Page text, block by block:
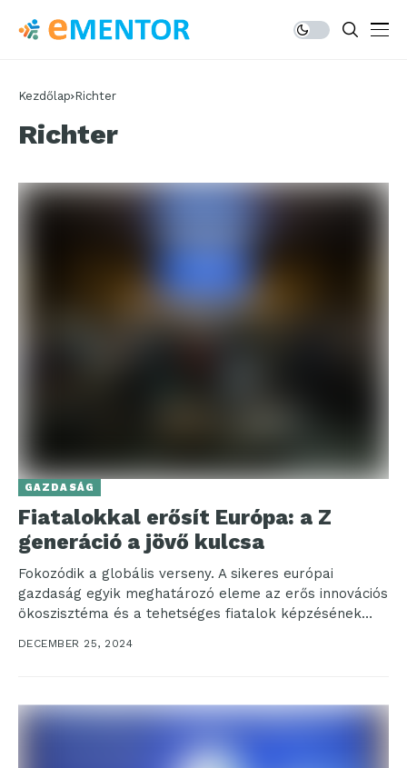
Kezdőlap Richter
Richter
GAZDASÁG
Fiatalokkal erősít Európa: a Z
generáció a jövő kulcsa
Fokozódik a globális verseny. A sikeres európai
gazdaság egyik meghatározó eleme az erős innovációs
ökoszisztéma és a tehetséges fiatalok képzésének
DECEMBER 25, 2024